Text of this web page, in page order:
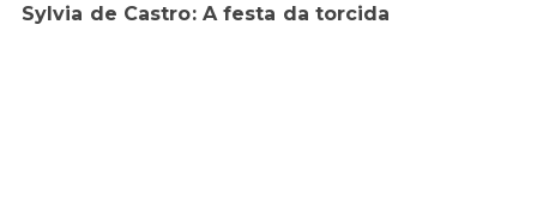
Sylvia de Castro: A festa da torcida